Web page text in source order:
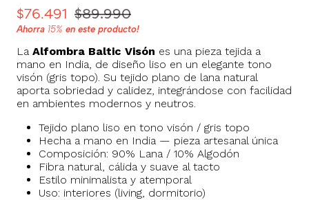
$76.491 $89.990
Ahorra 15% en este producto!
La Alfombra Baltic Visón es una pieza tejida a
mano en India, de diseño liso en un elegante tono
visón (gris topo). Su tejido plano de lana natural
aporta sobriedad y calidez, integrándose con facilidad
en ambientes modernos y neutros.
Tejido plano liso en tono visón / gris topo
Hecha a mano en India — pieza artesanal única
Composición: 90% Lana / 10% Algodón
Fibra natural, cálida y suave al tacto
Estilo minimalista y atemporal
Uso: interiores (living, dormitorio)